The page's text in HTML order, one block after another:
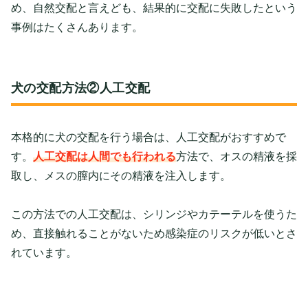
め、自然交配と言えども、結果的に交配に失敗したという
事例はたくさんあります。
犬の交配方法②人工交配
本格的に犬の交配を行う場合は、人工交配がおすすめで
す。 人工交配は人間でも行われる方法で、オスの精液を採
取し、メスの膣内にその精液を注入します。
この方法での人工交配は、シリンジやカテーテルを使うた
め、直接触れることがないため感染症のリスクが低いとさ
れています。